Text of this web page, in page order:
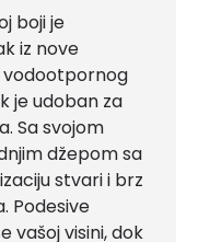
boji je
iz nove
vodootpornog
je udoban za
Sa svojom
džepom sa
stvari i brz
Podesive
vašoj visini, dok